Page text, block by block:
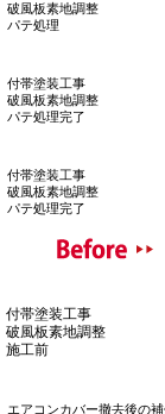
破風板シーリング
ならし作業
シーリング工事
破風板シーリング